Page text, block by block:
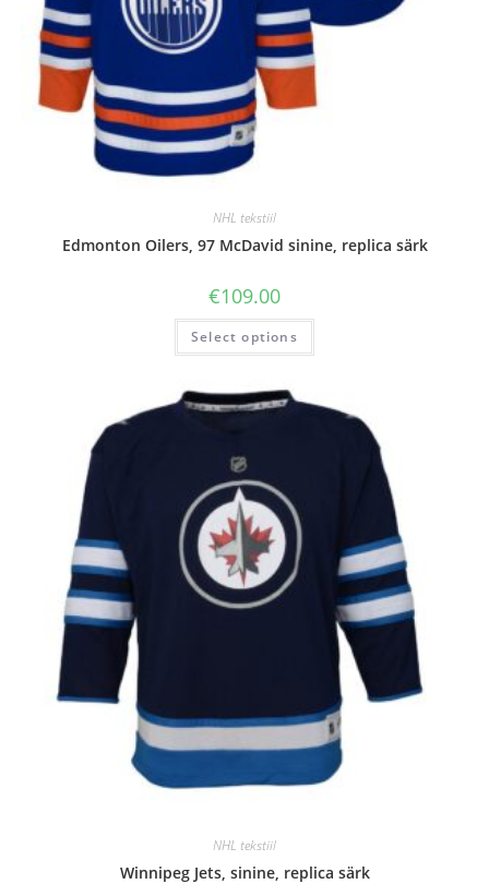
NHL tekstiil
Edmonton Oilers, 97 McDavid sinine, replica särk
€109.00
Select options
NHL tekstiil
Winnipeg Jets, sinine, replica särk